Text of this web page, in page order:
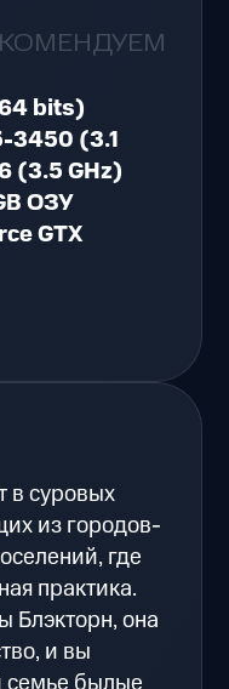
в суровых
из городов-
где
практика.
Блэкторн, она
и вы
bits)
3450 (3.1
(3.5 GHz)
ОЗУ
GTX